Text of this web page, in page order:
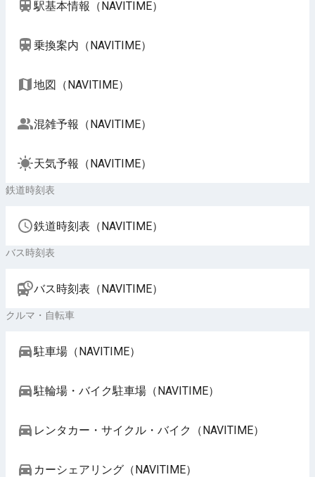
駅基本情報（NAVITIME）
乗換案内（NAVITIME）
地図（NAVITIME）
混雑予報（NAVITIME）
天気予報（NAVITIME）
鉄道時刻表
鉄道時刻表（NAVITIME）
バス時刻表
バス時刻表（NAVITIME）
クルマ・自転車
駐車場（NAVITIME）
駐輪場・バイク駐車場（NAVITIME）
レンタカー・サイクル・バイク（NAVITIME）
カーシェアリング（NAVITIME）